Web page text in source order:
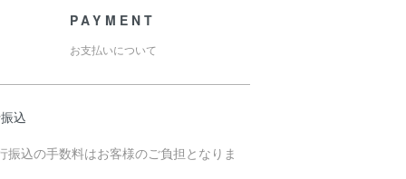
PAYMENT
お支払いについて
込
振込の手数料はお客様のご負担となりま